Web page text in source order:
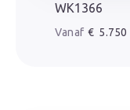
WK1366
€ 5.750
Huidige